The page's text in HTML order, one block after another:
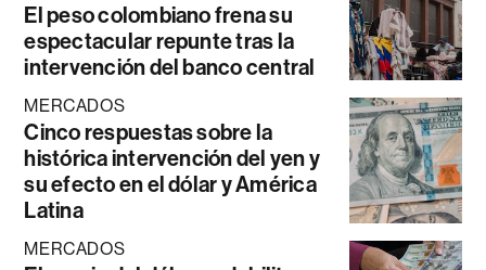
El peso colombiano frena su
espectacular repunte tras la
intervención del banco central
MERCADOS
Cinco respuestas sobre la
histórica intervención del yen y
su efecto en el dólar y América
Latina
MERCADOS